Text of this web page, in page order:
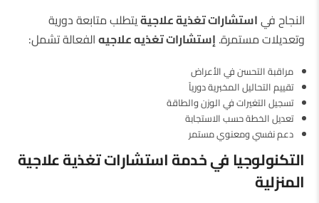
النجاح فياستشارات تغذية علاجيةيتطلب متابعة دورية
وتعديلات مستمرة. إستشارات تغذيه علاجيهالفعالة تشمل:
مراقبة التحسن في الأعراض
تقييم التحاليل المخبرية دورياً
تسجيل التغيرات في الوزن والطاقة
تعديل الخطة حسب الاستجابة
دعم نفسي ومعنوي مستمر
التكنولوجيا في خدمة استشارات تغذية علاجية
المنزلية